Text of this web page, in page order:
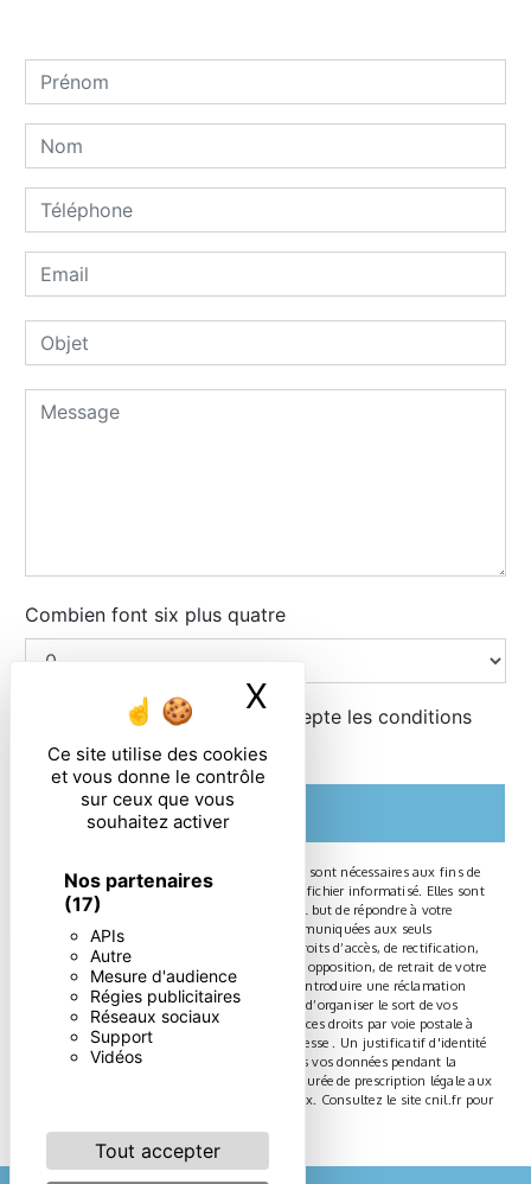
Ce site utilise des cookies
et vous donne le contrôle
sur ceux que vous
souhaitez activer
Nos partenaires
(17)
APIs
Autre
Mesure d'audience
Régies publicitaires
Réseaux sociaux
Support
Vidéos
Tout accepter
X Masquer le
Combien font six plus quatre
En cochant cette case, j'accepte les conditions
particulières ci-dessous **
ENVOYER
** Les données personnelles communiquées sont nécessaires aux fins de
vous contacter et sont enregistrées dans un fichier informatisé. Elles sont
destinées à et ses sous-traitants dans le seul but de répondre à votre
message. Les données collectées seront communiquées aux seuls
destinataires suivants: . Vous disposez de droits d’accès, de rectification,
d’effacement, de portabilité, de limitation, d’opposition, de retrait de votre
consentement à tout moment et du droit d’introduire une réclamation
auprès d’une autorité de contrôle, ainsi que d’organiser le sort de vos
données post-mortem. Vous pouvez exercer ces droits par voie postale à
l'adresse ou par courrier électronique à l'adresse . Un justificatif d'identité
pourra vous être demandé. Nous conservons vos données pendant la
période de prise de contact puis pendant la durée de prescription légale aux
fins probatoires et de gestion des contentieux. Consultez le site cnil.fr pour